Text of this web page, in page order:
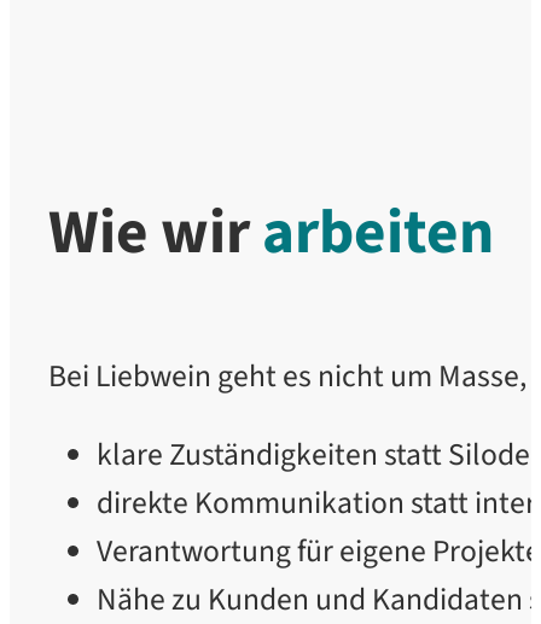
Wie wirarbeiten
Bei Liebwein geht es nicht um
klare Zuständigkeiten statt
direkte Kommunikation statt
Verantwortung für eigene
Nähe zu Kunden und Kandidaten